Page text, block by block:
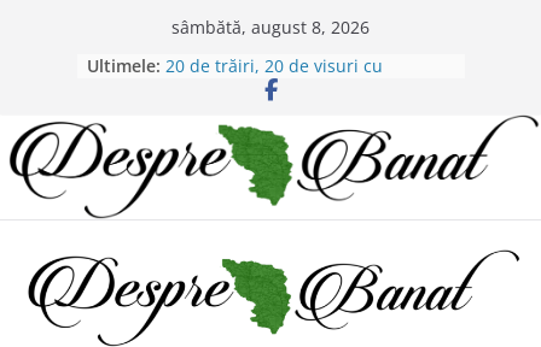
sâmbătă, august 8, 2026
Ultimele: 20 de trăiri, 20 de visuri cu
Alexandru Murgoi.
bănăţeni !
Bătaie de joc sau nepăsare din
partea administraţiei judeţene?
Lansarea de carte a lui Alex Murgoi
Alex Murgoi, un glas al lumii
satului bănățean !